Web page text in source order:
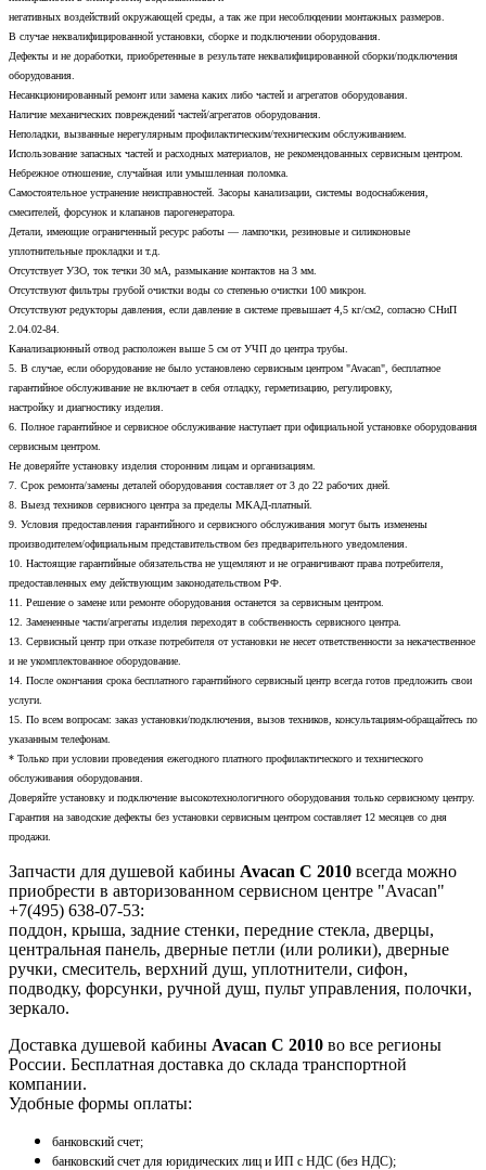
негативных воздействий окружающей среды, а так же при несоблюдении монтажных размеров.
В случае неквалифицированной установки, сборке и подключении оборудования.
Дефекты и не доработки, приобретенные в результате неквалифицированной сборки/подключения
оборудования.
Несанкционированный ремонт или замена каких либо частей и агрегатов оборудования.
Наличие механических повреждений частей/агрегатов оборудования.
Неполадки, вызванные нерегулярным профилактическим/техническим обслуживанием.
Использование запасных частей и расходных материалов, не рекомендованных сервисным центром.
Небрежное отношение, случайная или умышленная поломка.
Самостоятельное устранение неисправностей. Засоры канализации, системы водоснабжения,
смесителей, форсунок и клапанов парогенератора.
Детали, имеющие ограниченный ресурс работы — лампочки, резиновые и силиконовые
уплотнительные прокладки и т.д.
Отсутствует УЗО, ток течки 30 мА, размыкание контактов на 3 мм.
Отсутствуют фильтры грубой очистки воды со степенью очистки 100 микрон.
Отсутствуют редукторы давления, если давление в системе превышает 4,5 кг/см2, согласно СНиП
2.04.02-84.
Канализационный отвод расположен выше 5 см от УЧП до центра трубы.
5. В случае, если оборудование не было установлено сервисным центром "Avacan", бесплатное
гарантийное обслуживание не включает в себя отладку, герметизацию, регулировку,
настройку и диагностику изделия.
6. Полное гарантийное и сервисное обслуживание наступает при официальной установке оборудования
сервисным центром.
Не доверяйте установку изделия сторонним лицам и организациям.
7. Срок ремонта/замены деталей оборудования составляет от 3 до 22 рабочих дней.
8. Выезд техников сервисного центра за пределы МКАД-платный.
9. Условия предоставления гарантийного и сервисного обслуживания могут быть изменены
производителем/официальным представительством без предварительного уведомления.
10. Настоящие гарантийные обязательства не ущемляют и не ограничивают права потребителя,
предоставленных ему действующим законодательством РФ.
11. Решение о замене или ремонте оборудования останется за сервисным центром.
12. Замененные части/агрегаты изделия переходят в собственность сервисного центра.
13. Сервисный центр при отказе потребителя от установки не несет ответственности за некачественное
и не укомплектованное оборудование.
14. После окончания срока бесплатного гарантийного сервисный центр всегда готов предложить свои
услуги.
15. По всем вопросам: заказ установки/подключения, вызов техников, консультациям-обращайтесь по
указанным телефонам.
* Только при условии проведения ежегодного платного профилактического и технического
обслуживания оборудования.
Доверяйте установку и подключение высокотехнологичного оборудования только сервисному центру.
Гарантия на заводские дефекты без установки сервисным центром составляет 12 месяцев со дня
продажи.
Запчасти для душевой кабины Avacan C 2010 всегда можно
приобрести в авторизованном сервисном центре "Avacan"
+7(495) 638-07-53:
поддон, крыша, задние стенки, передние стекла, дверцы,
центральная панель, дверные петли (или ролики), дверные
ручки, смеситель, верхний душ, уплотнители, сифон,
подводку, форсунки, ручной душ, пульт управления, полочки,
зеркало.
Доставка душевой кабины Avacan C 2010 во все регионы
России. Бесплатная доставка до склада транспортной
компании.
Удобные формы оплаты:
банковский счет;
банковский счет для юридических лиц и ИП с НДС (без НДС);